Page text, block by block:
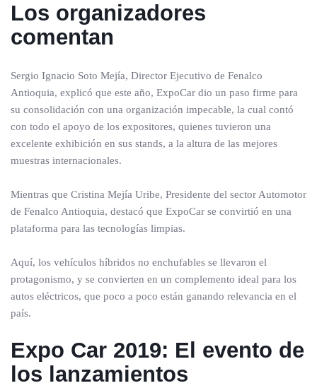
Los organizadores
comentan
Sergio Ignacio Soto Mejía, Director Ejecutivo de Fenalco
Antioquia, explicó que este año, ExpoCar dio un paso firme para
su consolidación con una organización impecable, la cual contó
con todo el apoyo de los expositores, quienes tuvieron una
excelente exhibición en sus stands, a la altura de las mejores
muestras internacionales.
Mientras que Cristina Mejía Uribe, Presidente del sector Automotor
de Fenalco Antioquia, destacó que ExpoCar se convirtió en una
plataforma para las tecnologías limpias.
Aquí, los vehículos híbridos no enchufables se llevaron el
protagonismo, y se convierten en un complemento ideal para los
autos eléctricos, que poco a poco están ganando relevancia en el
país.
Expo Car 2019: El evento de
los lanzamientos